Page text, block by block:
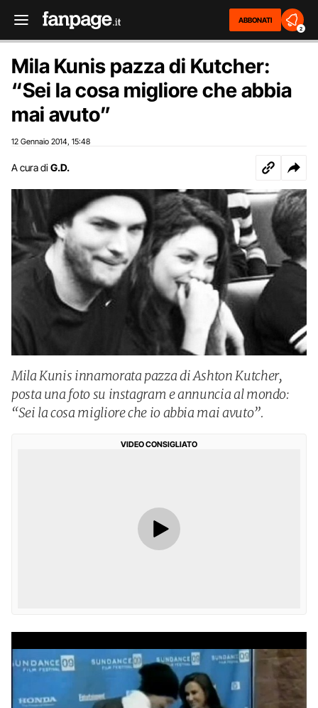
ABBONATI
2
Mila Kunis pazza di Kutcher:
“Sei la cosa migliore che abbia
mai avuto”
12 Gennaio 2014 15:48
A cura di G.D.
Mila Kunis innamorata pazza di Ashton Kutcher,
posta una foto su instagram e annuncia al mondo:
“Sei la cosa migliore che io abbia mai avuto”.
VIDEO CONSIGLIATO